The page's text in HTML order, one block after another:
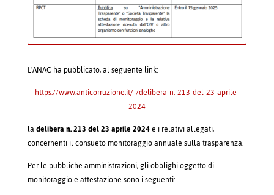
L'ANAC ha pubblicato, al seguente link:
https://www.anticorruzione.it/-/delibera-n.-213-del-23-aprile-
2024
ladelibera n. 213 del 23 aprile 2024e i relativi allegati,
concernenti il consueto monitoraggio annuale sulla trasparenza.
Per le pubbliche amministrazioni, gli obblighi oggetto di
monitoraggio e attestazione sono i seguenti: